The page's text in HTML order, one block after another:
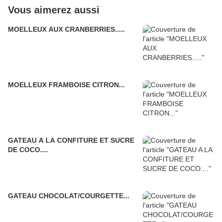
Vous aimerez aussi
MOELLEUX AUX CRANBERRIES.....
MOELLEUX FRAMBOISE CITRON...
GATEAU A LA CONFITURE ET SUCRE
DE COCO....
GATEAU CHOCOLAT/COURGETTE...